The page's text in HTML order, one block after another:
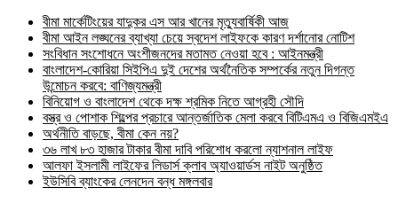
বীমা মার্কেটিংয়ের যাদুকর এস আর খানের মৃত্যুবার্ষিকী আজ
বীমা আইন লঙ্ঘনের ব্যাখ্যা চেয়ে স্বদেশ লাইফকে কারণ দর্শানোর নোটিশ
সংবিধান সংশোধনে অংশীজনদের মতামত নেওয়া হবে : আইনমন্ত্রী
বাংলাদেশ-কোরিয়া সিইপিএ দুই দেশের অর্থনৈতিক সম্পর্কের নতুন দিগন্ত
উন্মোচন করবে: বাণিজ্যমন্ত্রী
বিনিয়োগ ও বাংলাদেশ থেকে দক্ষ শ্রমিক নিতে আগ্রহী সৌদি
বস্ত্র ও পোশাক শিল্পের প্রচারে আন্তর্জাতিক মেলা করবে বিটিএমএ ও বিজিএমইএ
অর্থনীতি বাড়ছে, বীমা কেন নয়?
৩৬ লাখ ৮৩ হাজার টাকার বীমা দাবি পরিশোধ করলো ন্যাশনাল লাইফ
আলফা ইসলামী লাইফের লিডার্স ক্লাব অ্যাওয়ার্ডস নাইট অনুষ্ঠিত
ইউসিবি ব্যাংকের লেনদেন বন্ধ মঙ্গলবার